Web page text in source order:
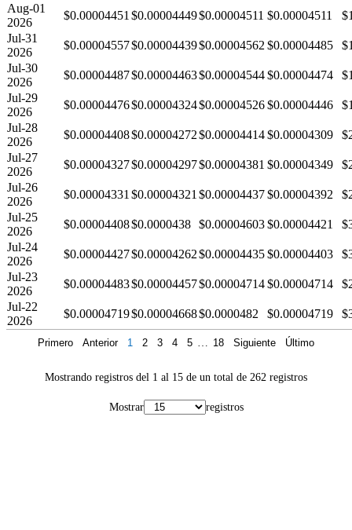
Aug-01
2026
$0.00004451 $0.00004449$0.00004511 $0.00004511
Jul-31
2026
$0.00004557$0.00004439$0.00004562 $0.00004485
Jul-30
2026
$0.00004487$0.00004463$0.00004544$0.00004474
Jul-29
2026
$0.00004476$0.00004324$0.00004526$0.00004446
Jul-28
2026
$0.00004408$0.00004272$0.00004414$0.00004309
Jul-27
2026
$0.00004327$0.00004297$0.00004381 $0.00004349
Jul-26
2026
$0.00004331 $0.00004321 $0.00004437$0.00004392
Jul-25
2026
$0.00004408$0.0000438 $0.00004603$0.00004421
Jul-24
2026
$0.00004427$0.00004262$0.00004435$0.00004403
Jul-23
2026
$0.00004483$0.00004457$0.00004714$0.00004714
Jul-22
2026
$0.00004719$0.00004668$0.0000482 $0.00004719
Mostrando registros del 1 al 15 de un total de 262 registros
Mostrar registros
Primero Anterior 1 2 3 4 5 18 Siguiente Último